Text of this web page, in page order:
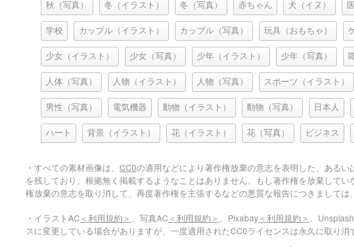
秋（写真） 冬（イラスト） 冬（写真） 赤ちゃん 犬（イヌ）
学校 カップル（イラスト） カップル（写真） 玩具（おもちゃ）
少女（イラスト） 少女（写真） 少年（イラスト） 少年（写真）
人体（写真） 人物（イラスト） 人物（写真） スポーツ（イラスト）
男性（写真） 電気機器 動物（イラスト） 動物（写真） 日本人
ハート 背景（イラスト） 花（イラスト） 花（写真） ビジネス
・すべての素材画像は、 CC0の適用などにより著作権放棄の意志を表明した、ある
を残しており、根拠無く掲載するようなことはありません。もし著作権を放棄して
権放棄の意志を取り消して、再度著作権を主張するなどの悪質な報告につきましては
・イラストAC ＜利用規約＞ 、写真AC ＜利用規約＞ 、Pixabay ＜利用規約＞ 、Unsplash
スに変更している場合がありますが、一度適用されたCC0ライセンスは永久に取り消